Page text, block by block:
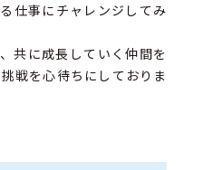
仕事にチャレンジしてみ
共に成長していく仲間を
戦を心待ちにしておりま